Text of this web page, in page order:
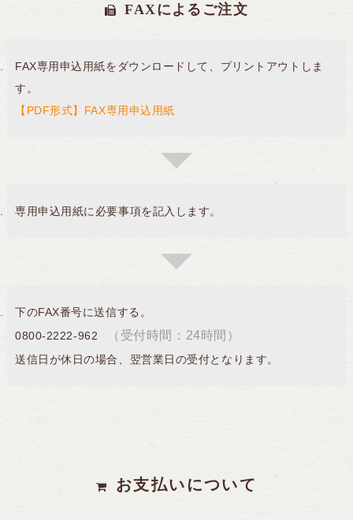
FAXによるご注文
FAX専用申込用紙をダウンロードして、プリントアウトしま
す。
【PDF形式】FAX専用申込用紙
専用申込用紙に必要事項を記入します。
下のFAX番号に送信する。
0800-2222-962
（受付時間：24時間）
送信日が休日の場合、翌営業日の受付となります。
お支払いについて